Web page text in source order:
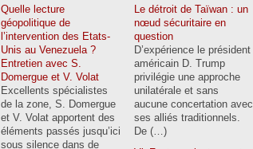
Quelle lecture
géopolitique de
l’intervention des Etats-
Unis au Venezuela ?
Entretien avec S.
Domergue et V. Volat
Excellents spécialistes
de la zone, S. Domergue
et V. Volat apportent des
éléments passés jusqu’ici
sous silence dans de
Le détroit de Taïwan : un
nœud sécuritaire en
question
D’expérience le président
américain D. Trump
privilégie une approche
unilatérale et sans
aucune concertation avec
ses alliés traditionnels.
De (…)